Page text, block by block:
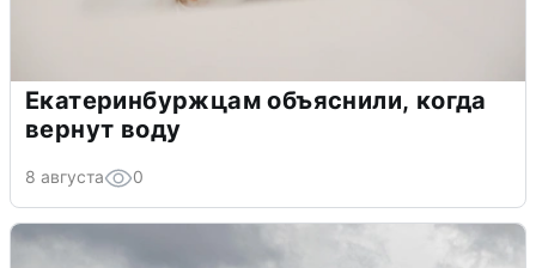
Екатеринбуржцам объяснили, когда
вернут воду
8 августа 0